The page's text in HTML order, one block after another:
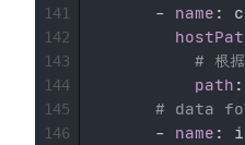
-
name :
# 根据
path :
# data
-
name :
141
142
143
144
145
146